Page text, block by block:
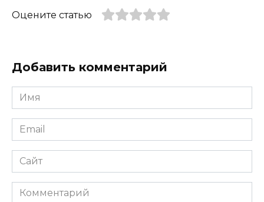
Оцените статью
Добавить комментарий
Имя
*
Email
*
Сайт
Комментарий